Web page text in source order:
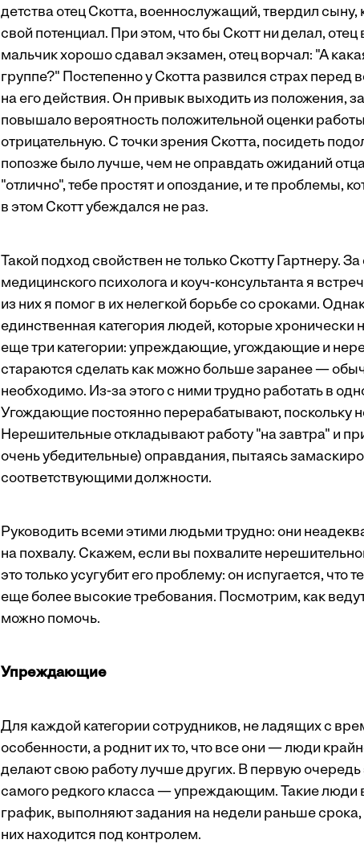
детства отец Скотта, военнослужащий, твердил сыну,
свой потенциал. При этом, что бы Скотт ни делал,
мальчик хорошо сдавал экзамен, отец ворчал: "А
группе?" Постепенно у Скотта развился страх
на его действия. Он привык выходить из положения,
повышало вероятность положительной оценки
отрицательную. С точки зрения Скотта, посидеть
попозже было лучше, чем не оправдать ожиданий
"отлично", тебе простят и опоздание, и те проблемы,
в этом Скотт убеждался не раз.
Такой подход свойствен не только Скотту Гартнеру.
медицинского психолога и коуч-консультанта я
из них я помог в их нелегкой борьбе со сроками.
единственная категория людей, которые
еще три категории: упреждающие, угождающие и
стараются сделать как можно больше заранее —
необходимо. Из-за этого с ними трудно работать в
Угождающие постоянно перерабатывают, поскольку
Нерешительные откладывают работу "на завтра" и
очень убедительные) оправдания, пытаясь
соответствующими должности.
Руководить всеми этими людьми трудно: они
на похвалу. Скажем, если вы похвалите
это только усугубит его проблему: он испугается, что
еще более высокие требования. Посмотрим, как
можно помочь.
Упреждающие
Для каждой категории сотрудников, не ладящих с
особенности, а роднит их то, что все они — люди
делают свою работу лучше других. В первую очередь
самого редкого класса — упреждающим. Такие люди
график, выполняют задания на недели раньше срока,
них находится под контролем.